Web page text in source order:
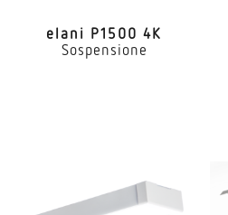
elani P1500 4K
Sospensione